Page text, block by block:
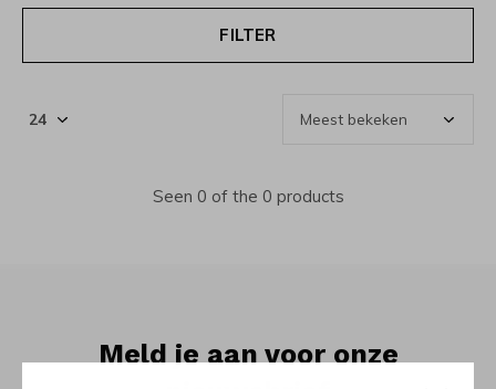
FILTER
Seen 0 of the 0 products
Meld je aan voor onze